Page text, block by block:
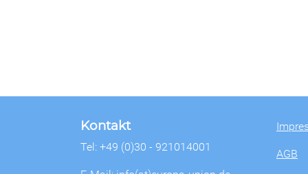
Kontakt
Tel: +49 (0)30 - 921014001
AGB